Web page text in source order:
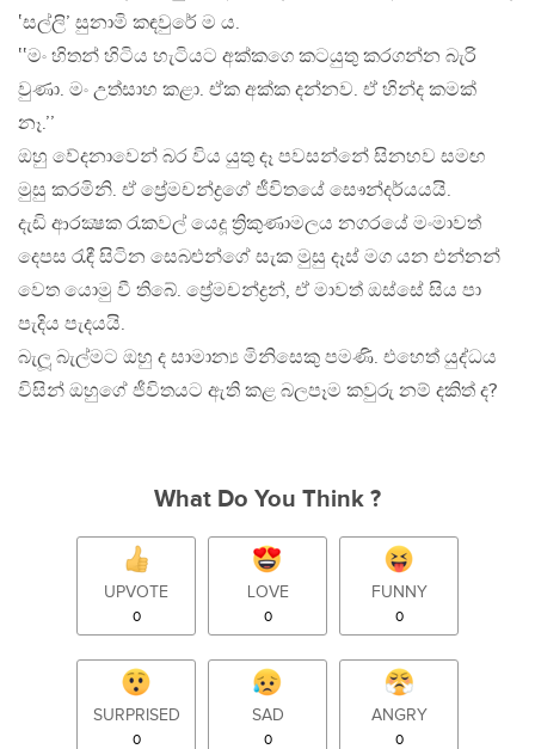
‛සල්ලි’ සුනාමි කඳවුරේ ම ය.
‛‛මං හිතන් හිටිය හැටියට අක්කගෙ කටයුතු කරගන්න බැරි
වුණා. මං උත්සාහ කළා. ඒක අක්ක දන්නව. ඒ හින්ද කමක්
නෑ.’’
ඔහු වේදනාවෙන් බර විය යුතු දෑ පවසන්නේ සිනහව සමඟ
මුසු කරමිනි. ඒ ප්‍රේමචන්ද්‍රගේ ජීවිතයේ සෞන්දර්යයයි.
දැඩි ආරක්‍ෂක රැකවල් යෙදූ ත්‍රිකුණාමලය නගරයේ මංමාවත්
දෙපස රැඳී සිටින සෙබළුන්ගේ සැක මුසු දෑස් මග යන එන්නන්
වෙත යොමු වී තිබේ. ප්‍රේමචන්ද්‍රන්, ඒ මාවත් ඔස්සේ සිය පා
පැදිය පැදයයි.
බැලූ බැල්මට ඔහු ද සාමාන්‍ය මිනිසෙකු පමණි. එහෙත් යුද්ධය
විසින් ඔහුගේ ජීවිතයට ඇති කළ බලපෑම කවුරු නම් දකිත් ද?
What Do You Think ?
UPVOTE
0
LOVE
0
FUNNY
0
SURPRISED
0
SAD
0
ANGRY
0